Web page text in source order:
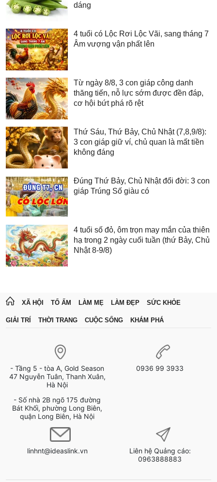
dáng
4 tuổi có Lộc Rơi Lộc Vãi, sang tháng 7
Âm vượng vận phất lên
Từ ngày 8/8, 3 con giáp công danh
thăng tiến, nỗ lực sớm được đền đáp,
cơ hội bứt phá rõ rệt
Thứ Sáu, Thứ Bảy, Chủ Nhật (7,8,9/8):
3 con giáp giữ ví, chủ quan là mất tiền
không đáng
Đúng Thứ Bảy, Chủ Nhật đổi đời: 3 con
giáp Trúng Số giàu có
4 tuổi số đỏ, ôm trọn may mắn của thiên
hạ trong 2 ngày cuối tuần (thứ Bảy, Chủ
Nhật 8-9/8)
XÃ HỘI TỔ ẤM LÀM MẸ LÀM ĐẸP SỨC KHỎE
GIẢI TRÍ THỜI TRANG CUỘC SỐNG KHÁM PHÁ
- Tầng 5 - tòa A, Gold Season
47 Nguyễn Tuân, Thanh Xuân,
Hà Nội
- Số nhà 2B ngõ 175 đường
Bát Khối, phường Long Biên,
quận Long Biên, Hà Nội
0936 99 3933
linhnt@ideaslink.vn
Liên hệ Quảng cáo:
0963888883